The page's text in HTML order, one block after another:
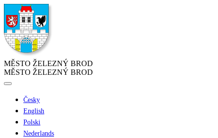
MĚSTO ŽELEZNÝ BROD
MĚSTO ŽELEZNÝ BROD
Česky
English
Polski
Nederlands